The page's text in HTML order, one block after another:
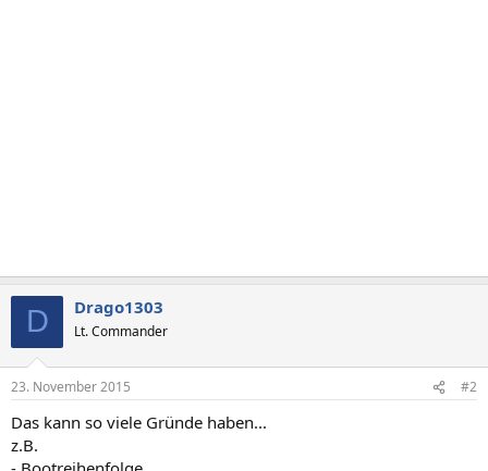
D Drago1303
Lt. Commander
23. November 2015 #2
Das kann so viele Gründe haben...
z.B.